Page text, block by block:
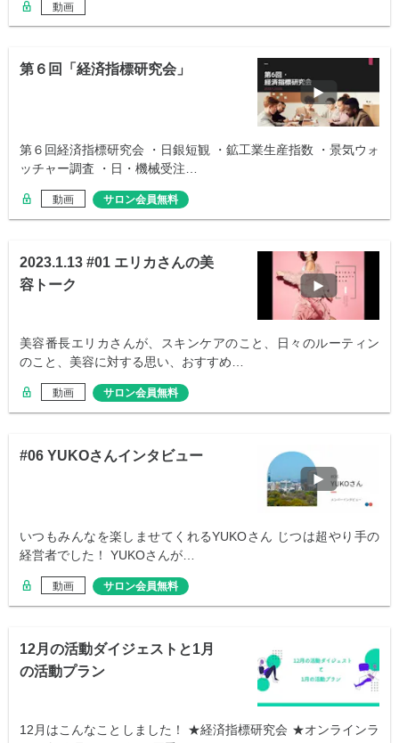
動画
第６回「経済指標研究会」
第６回経済指標研究会 ・日銀短観 ・鉱工業生産指数 ・景気ウォ
ッチャー調査 ・日・機械受注…
動画 サロン会員無料
2023.1.13 #01 エリカさんの美
容トーク
美容番長エリカさんが、スキンケアのこと、日々のルーティン
のこと、美容に対する思い、おすすめ…
動画 サロン会員無料
#06 YUKOさんインタビュー
いつもみんなを楽しませてくれるYUKOさん じつは超やり手の
経営者でした！ YUKOさんが…
動画 サロン会員無料
12月の活動ダイジェストと1月
の活動プラン
12月はこんなことしました！ ★経済指標研究会 ★オンラインラ